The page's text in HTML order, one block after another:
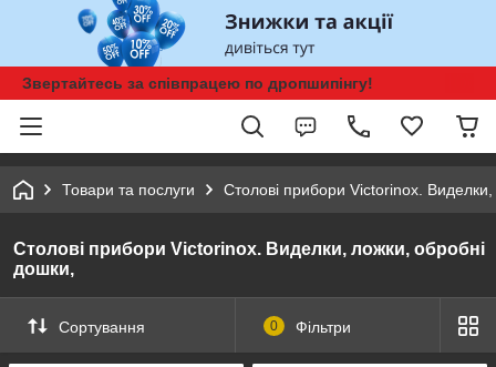
Звертайтесь за співпрацею по дропшипінгу!
Товари та послуги Столові прибори Victorinox.
Столові прибори Victorinox. Виделки, ложки, обробні
дошки,
Сортування 0 Фільтри